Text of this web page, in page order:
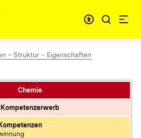
– Struktur – Eigenschaften
Chemie